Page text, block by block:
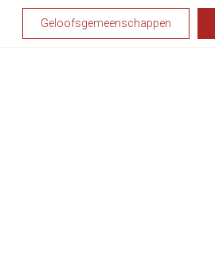
Geloofsgemeenschappen